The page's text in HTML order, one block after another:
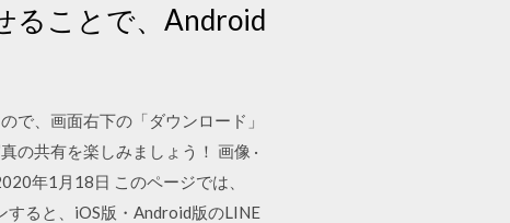
ることで、Android
で、画面右下の「ダウンロード」
の共有を楽しみましょう！ 画像 ·
年1月18日 このページでは、
すると、iOS版・Android版のLINE